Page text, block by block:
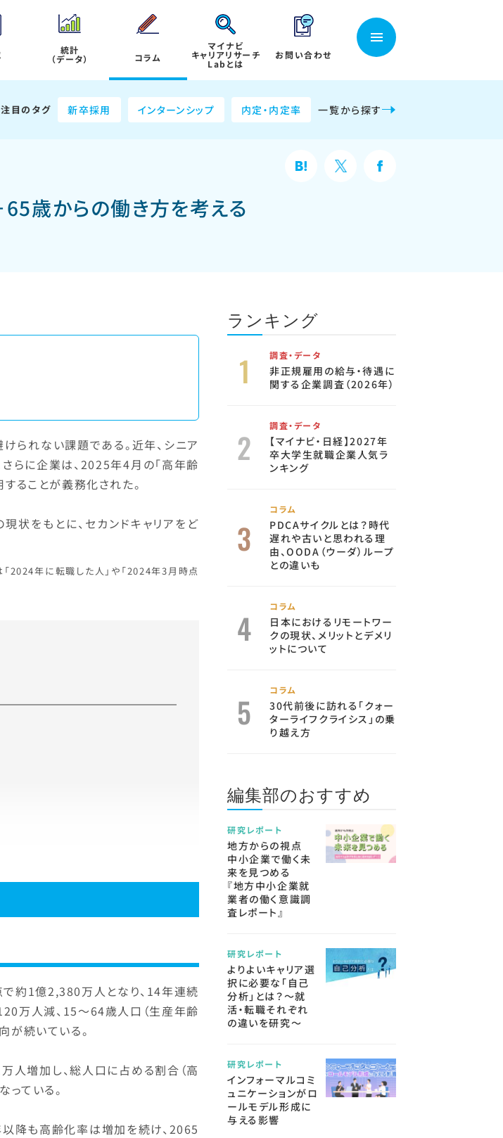
統計
（データ） コラム
マイナビ
キャリアリサーチ
Labとは
お問い合わせ
注目のタグ 新卒採用 インターンシップ 内定・内定率 一覧から探す
65歳からの働き方を考える
られない課題である。近年、シニア
らに企業は、2025年4月の「高年齢
ることが義務化された。
状をもとに、セカンドキャリアをど
2024年に転職した人」や「2024年3月時点
約1億2,380万人となり、14年連続
万人減、15～64歳人口（生産年齢
が続いている。
人増加し、総人口に占める割合（高
ている。
降も高齢化率は増加を続け、2065
ランキング
調査・データ
非正規雇用の給与・待遇に
関する企業調査（2026年）
調査・データ
【マイナビ・日経】2027年
卒大学生就職企業人気ラ
ンキング
コラム
PDCAサイクルとは？時代
遅れや古いと思われる理
由、OODA（ウーダ）ループ
との違いも
コラム
日本におけるリモートワー
クの現状、メリットとデメリ
ットについて
コラム
30代前後に訪れる「クォー
ターライフクライシス」の乗
り越え方
編集部のおすすめ
研究レポート
地方からの視点
中小企業で働く未
来を見つめる
『地方中小企業就
業者の働く意識調
査レポート』
研究レポート
よりよいキャリア選
択に必要な「自己
分析」とは？～就
活・転職それぞれ
の違いを研究～
研究レポート
インフォーマルコミ
ュニケーションがロ
ールモデル形成に
与える影響